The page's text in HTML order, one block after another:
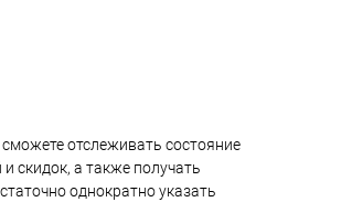
отслеживать состояние
скидок, а также получать
однократно указать